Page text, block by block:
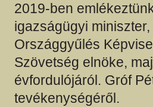
2019-ben
igazságügyi
Országgyűlés
Szövetség elnöke,
évfordulójáról. Gróf
tevékenységéről.